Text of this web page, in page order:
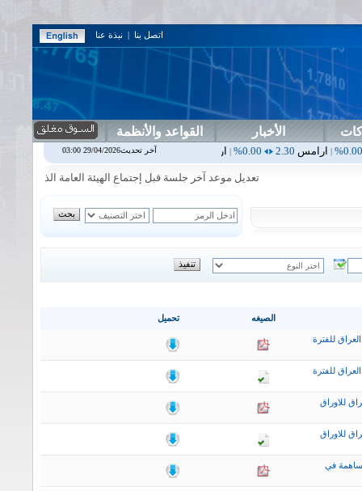
اتصل بنا | نبذة عنا
الأخبار القواعد والأنظمة
2.30
|اربيل 0.00
0.00
0.00%
|اسفنج
تعديل موعد آخر جلسة قبل إجتماع الهيئة العامة الذي سيعقد يوم الجمعة 2026/8/14لشركة طريق الخازر للانتاج
تحميل الصيغه
للفترة
للفترة
للاوراق
للاوراق
في